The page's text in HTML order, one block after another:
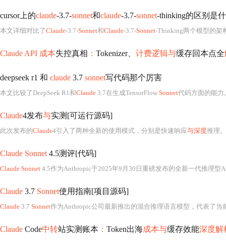
cursor上的claude-3.7-sonnet和claude-3.7-sonnet-thinking的区别是
本文详细对比了Claude-3.7-Sonnet和Claude-3.7-Sonnet-Thinking两个模型的架构设计、应用场景、性能表现和技术实现差异。基础版适用于
Claude API 成本失控真相 ： Tokenizer、 计费逻辑与缓存回本点全
deepseek r1 和 claude 3.7 sonnet写代码那个厉害
本文比较了DeepSeek R1和Claude 3.7在生成TensorFlow Sonnet代码方面的能力
Claude4发布与实测[可运行源码]
此次发布的Claude4引入了两种全新的使用模式，分别是快速响应与深度推理。
Claude Sonnet 4.5测评[代码]
Claude Sonnet 4.5作为Anthropic于2025年9月30日重磅发布的全新一代推理型AI
Claude 3.7 Sonnet使用指南[项目源码]
Claude 3.7 Sonnet作为Anthropic公司最新推出的混合推理语言模型，代表了当
Claude Code中转站实测账本 ： Token出海成本与缓存效能深度解